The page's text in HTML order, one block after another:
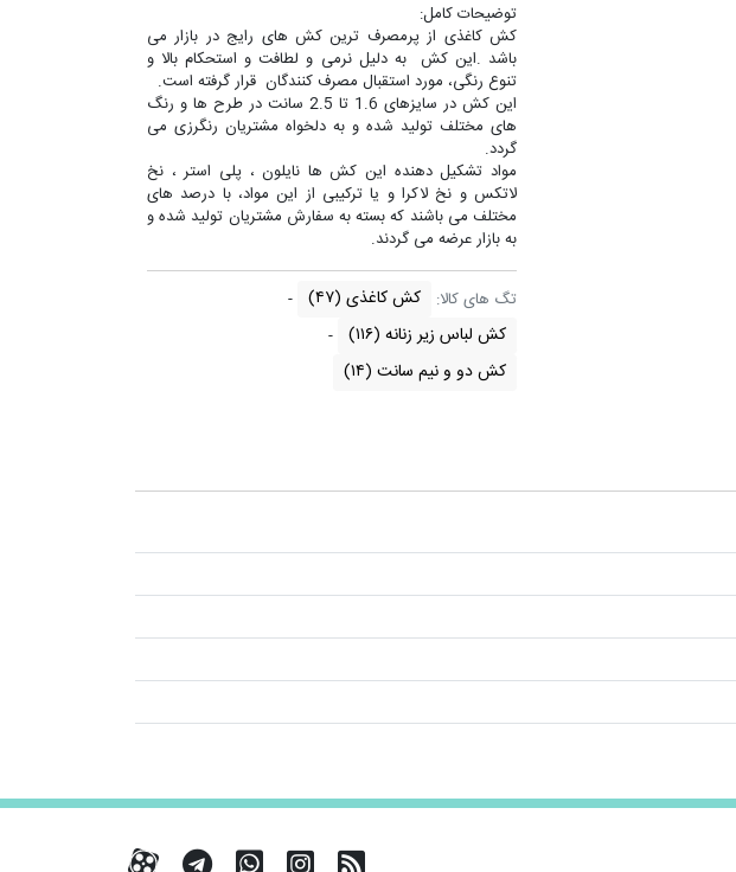
توضیحات کامل:
کش کاغذی از پرمصرف ترین کش های رایج در بازار می
باشد .این کش به دلیل نرمی و لطافت و استحکام بالا و
تنوع رنگی، مورد استقبال مصرف کنندگان قرار گرفته است.
این کش در سایزهای 1.6 تا 2.5 سانت در طرح ها و رنگ
های مختلف تولید شده و به دلخواه مشتریان رنگرزی می
گردد.
مواد تشکیل دهنده این کش ها نایلون ، پلی استر ، نخ
لاتکس و نخ لاکرا و یا ترکیبی از این مواد، با درصد های
مختلف می باشند که بسته به سفارش مشتریان تولید شده و
به بازار عرضه می گردند.
تگ های کالا: کش کاغذی (۴۷)
کش لباس زیر زنانه (۱۱۶)
کش دو و نیم سانت (۱۴)